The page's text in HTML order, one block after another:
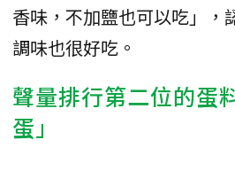
香味，不加鹽也可以吃」，
調味也很好吃。
聲量排行第二位的蛋
蛋」